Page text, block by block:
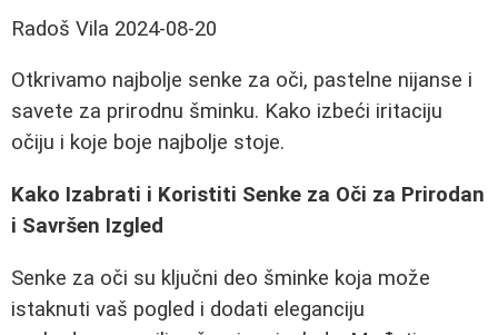
Radoš Vila 2024-08-20
Otkrivamo najbolje senke za oči, pastelne nijanse i
savete za prirodnu šminku. Kako izbeći iritaciju
očiju i koje boje najbolje stoje.
Kako Izabrati i Koristiti Senke za Oči za Prirodan
i Savršen Izgled
Senke za oči su ključni deo šminke koja može
istaknuti vaš pogled i dodati eleganciju